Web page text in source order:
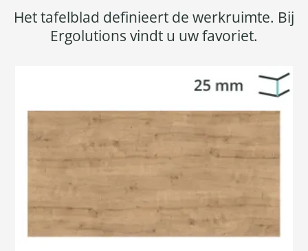
Het tafelblad definieert de werkruimte. Bij
Ergolutions vindt u uw favoriet.